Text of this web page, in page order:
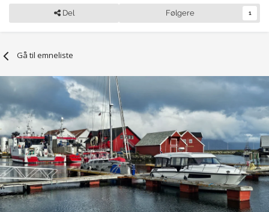
Del Følgere 1
Gå til emneliste